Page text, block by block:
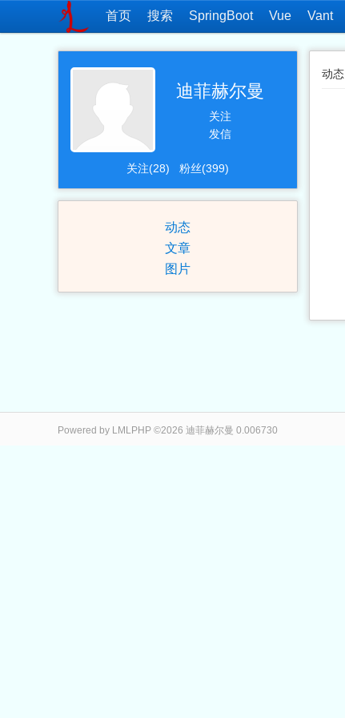
首页 搜索 SpringBoot Vue Vant
迪菲赫尔曼
关注
发信
关注(28) 粉丝(399)
动态
文章
图片
动态
Powered by LMLPHP ©2026 迪菲赫尔曼 0.006730